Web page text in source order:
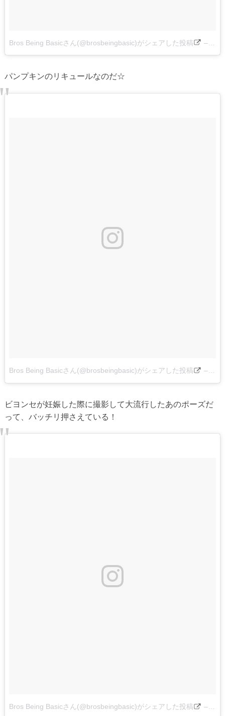
Bros Being Basicさん(@brosbeingbasic)がシェアした投稿 –
パンプキンのリキュールなのだ☆
Bros Being Basicさん(@brosbeingbasic)がシェアした投稿 –
ビヨンセが妊娠した際に撮影して大流行したあのポーズだ
って、バッチリ押さえている！
Bros Being Basicさん(@brosbeingbasic)がシェアした投稿 –